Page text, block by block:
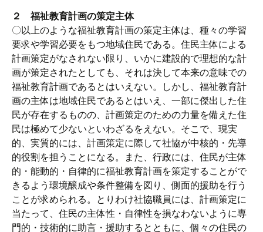
２ 福祉教育計画の策定主体
〇以上のような福祉教育計画の策定主体は、種々の学習
要求や学習必要をもつ地域住民である。住民主体による
計画策定がなされない限り、いかに建設的で理想的な計
画が策定されたとしても、それは決して本来の意味での
福祉教育計画であるとはいえない。しかし、福祉教育計
画の主体は地域住民であるとはいえ、一部に傑出した住
民が存在するものの、計画策定のための力量を備えた住
民は極めて少ないといわざるをえない。そこで、現実
的、実質的には、計画策定に際して社協が中核的・先導
的役割を担うことになる。また、行政には、住民が主体
的・能動的・自律的に福祉教育計画を策定することがで
きるよう環境醸成や条件整備を図り、側面的援助を行う
ことが求められる。とりわけ社協職員には、計画策定に
当たって、住民の主体性・自律性を損なわないように専
門的・技術的に助言・援助するとともに、個々の住民の